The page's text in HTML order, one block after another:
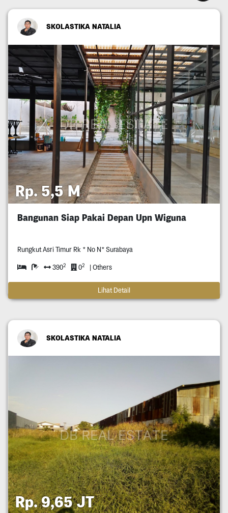
SKOLASTIKA NATALIA
Rp. 5,5 M
Bangunan Siap Pakai Depan Upn Wiguna
Rungkut Asri Timur Rk * No N* Surabaya
3902 02 | Others
Lihat Detail
SKOLASTIKA NATALIA
Rp. 9,65 JT